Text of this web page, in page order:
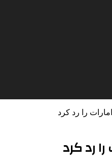
را رد کرد
رد کرد